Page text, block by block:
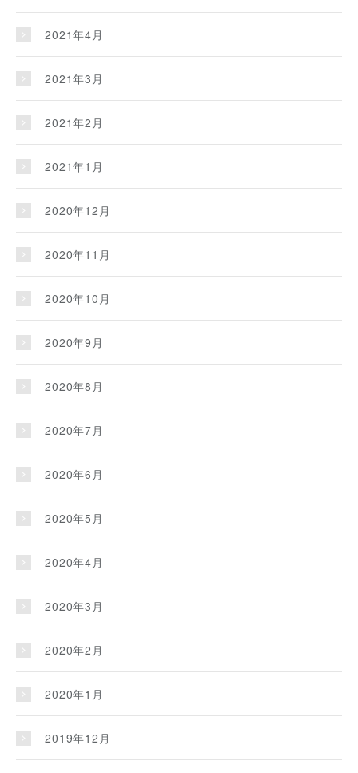
2021年4月
2021年3月
2021年2月
2021年1月
2020年12月
2020年11月
2020年10月
2020年9月
2020年8月
2020年7月
2020年6月
2020年5月
2020年4月
2020年3月
2020年2月
2020年1月
2019年12月